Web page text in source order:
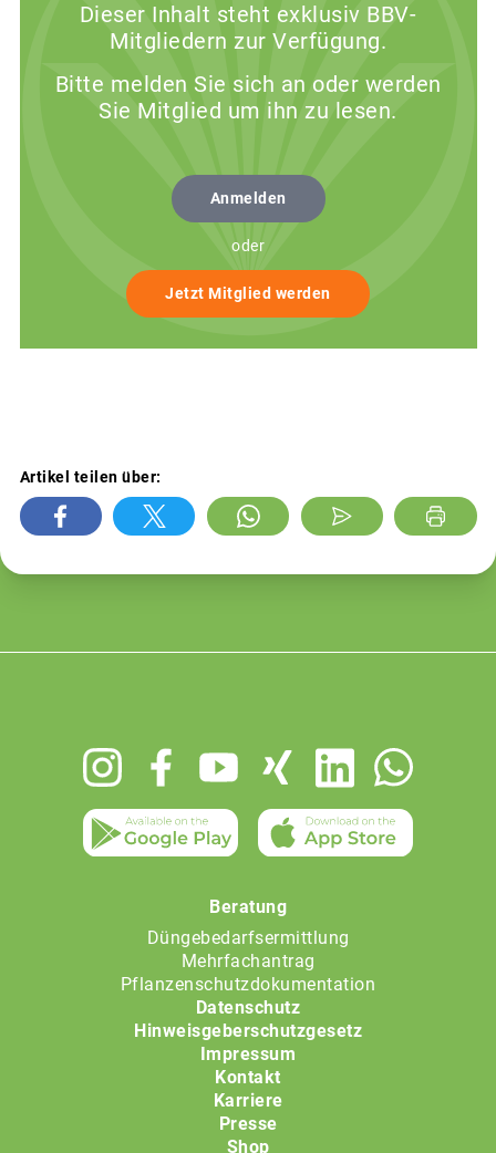
Dieser Inhalt steht exklusiv BBV-
Mitgliedern zur Verfügung.
Bitte melden Sie sich an oder werden
Sie Mitglied um ihn zu lesen.
Anmelden
oder
Jetzt Mitglied werden
Artikel teilen über:
Beratung
Düngebedarfsermittlung
Mehrfachantrag
Pflanzenschutzdokumentation
Datenschutz
Hinweisgeberschutzgesetz
Impressum
Kontakt
Karriere
Presse
Shop